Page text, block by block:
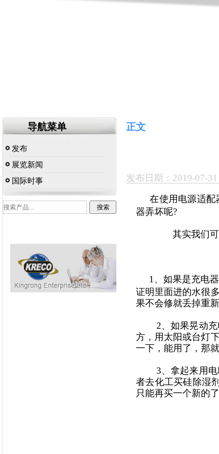
导航菜单
发布
展览新闻
国际时事
正文
发布日期：2019-07-
在使用电源适配
器弄坏呢?
其实我们可
1、如果是充电
证明里面进的水很
果不会修就丢掉重
2、如果晃动充电
方，用太阳或台灯
一下，能用了，那
3、拿起来用电吹
者去化工买硅除湿
只能再买一个新的